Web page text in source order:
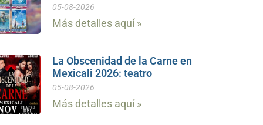
05-08-2026
Más detalles aquí »
La Obscenidad de la Carne en
Mexicali 2026: teatro
05-08-2026
Más detalles aquí »